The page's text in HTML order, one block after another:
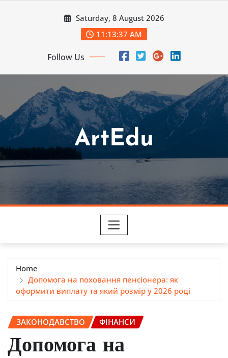
Saturday, 8 August 2026
11:13:39 AM
Follow Us
ArtEdu
Home
Допомога на поховання пенсіонера: як
оформити виплату та який розмір у 2026 році
ЗАКОНОДАВСТВО ФІНАНСИ
Допомога на